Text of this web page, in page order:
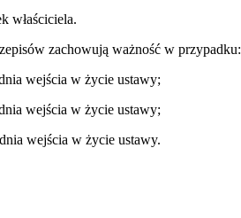
właściciela.
zachowują ważność w przypadku:
wejścia w życie ustawy;
wejścia w życie ustawy;
wejścia w życie ustawy.